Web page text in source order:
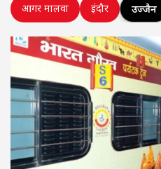
आगर मालवा इंदौर उज्जैन